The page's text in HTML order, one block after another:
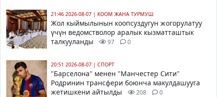
21:46 2026-08-07 | КООМ ЖАНА ТУРМУШ
Жол кыймылынын коопсуздугун жогорулатуу
үчүн ведомстволор аралык кызматташтык
талкууланды
97 0
20:51 2026-08-07 | СПОРТ
"Барселона" менен "Манчестер Сити"
Родринин трансфери боюнча макулдашууга
жетишкени айтылды
208 0